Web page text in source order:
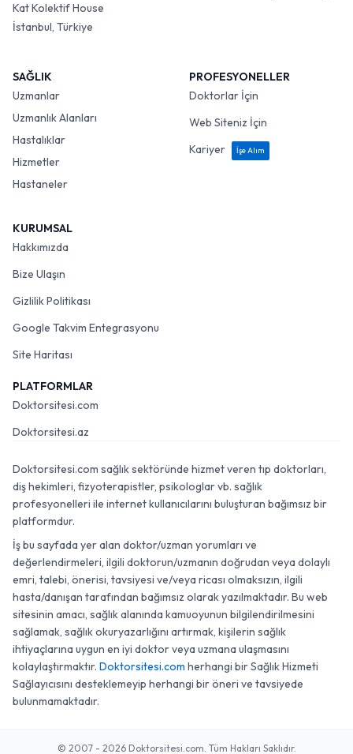
Kat Kolektif House
İstanbul, Türkiye
SAĞLIK
Uzmanlar
Uzmanlık Alanları
Hastalıklar
Hizmetler
Hastaneler
PROFESYONELLER
Doktorlar İçin
Web Siteniz İçin
Kariyer
İşe Alım
KURUMSAL
Hakkımızda
Bize Ulaşın
Gizlilik Politikası
Google Takvim Entegrasyonu
Site Haritası
PLATFORMLAR
Doktorsitesi.com
Doktorsitesi.az
Doktorsitesi.com sağlık sektöründe hizmet veren tıp doktorları,
diş hekimleri, fizyoterapistler, psikologlar vb. sağlık
profesyonelleri ile internet kullanıcılarını buluşturan bağımsız bir
platformdur.
İş bu sayfada yer alan doktor/uzman yorumları ve
değerlendirmeleri, ilgili doktorun/uzmanın doğrudan veya dolaylı
emri, talebi, önerisi, tavsiyesi ve/veya ricası olmaksızın, ilgili
hasta/danışan tarafından bağımsız olarak yazılmaktadır. Bu web
sitesinin amacı, sağlık alanında kamuoyunun bilgilendirilmesini
sağlamak, sağlık okuryazarlığını artırmak, kişilerin sağlık
ihtiyaçlarına uygun en iyi doktor veya uzmana ulaşmasını
kolaylaştırmaktır. Doktorsitesi.com herhangi bir Sağlık Hizmeti
Sağlayıcısını desteklemeyip herhangi bir öneri ve tavsiyede
bulunmamaktadır.
© 2007 - 2026 Doktorsitesi.com. Tüm Hakları Saklıdır.